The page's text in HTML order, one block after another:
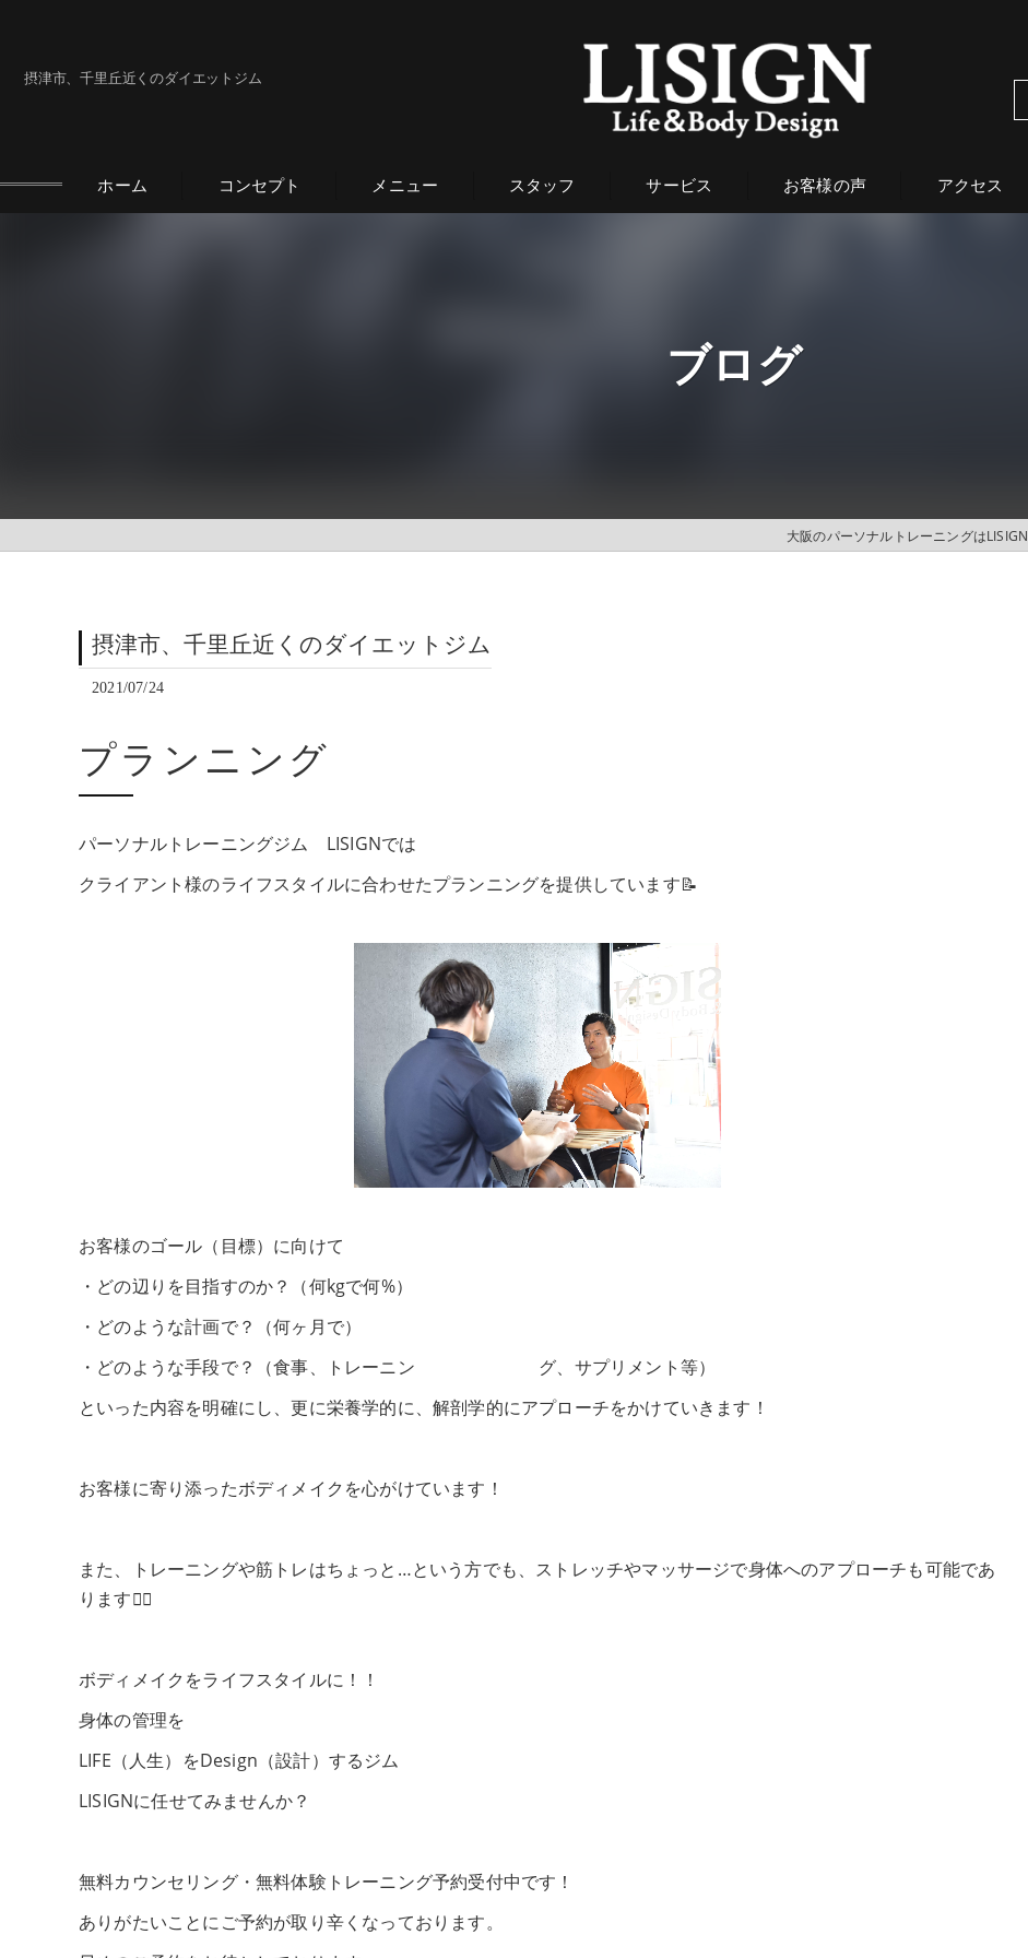
摂津市、千里丘近くのダイエットジム
ホーム コンセプト メニュー スタッフ サービス お客様の声 アクセス
ブログ
大阪のパーソナルトレーニングはLISIGN
摂津市、千里丘近くのダイエットジム
2021/07/24
プランニング
パーソナルトレーニングジム LISIGNでは
クライアント様のライフスタイルに合わせたプランニングを提供しています📝
お客様のゴール（目標）に向けて
・どの辺りを目指すのか？（何kgで何%）
・どのような計画で？（何ヶ月で）
・どのような手段で？（食事、トレーニン グ、サプリメント等）
といった内容を明確にし、更に栄養学的に、解剖学的にアプローチをかけていきます！
お客様に寄り添ったボディメイクを心がけています！
また、トレーニングや筋トレはちょっと…という方でも、ストレッチやマッサージで身体へのアプローチも可能であ
ります💆‍♀️
ボディメイクをライフスタイルに！！
身体の管理を
LIFE（人生）をDesign（設計）するジム
LISIGNに任せてみませんか？
無料カウンセリング・無料体験トレーニング予約受付中です！
ありがたいことにご予約が取り辛くなっております。